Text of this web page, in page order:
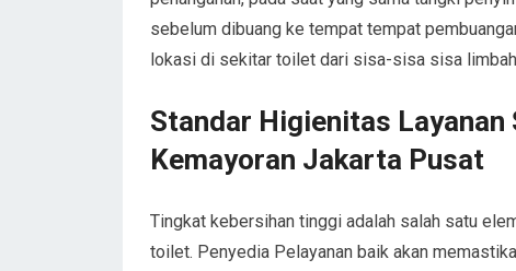
sebelum dibuang ke tempat tempat
lokasi di sekitar toilet dari sisa-sisa sisa
Standar Higienitas Layanan
Kemayoran Jakarta Pusat
Tingkat kebersihan tinggi adalah salah satu
toilet. Penyedia Pelayanan baik akan